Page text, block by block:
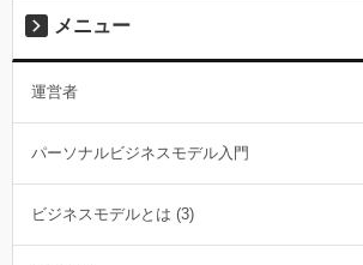
メニュー
運営者
パーソナルビジネスモデル入門
ビジネスモデルとは (3)